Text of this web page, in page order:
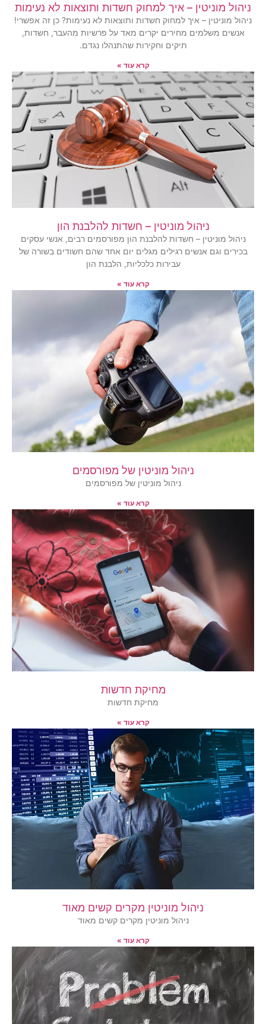
ניהול מוניטין – איך למחוק חשדות ותוצאות לא נעימות
ניהול מוניטין – איך למחוק חשדות ותוצאות לא נעימות? כן זה אפשרי!
אנשים משלמים מחירים יקרים מאד על פרשיות מהעבר, חשדות,
תיקים וחקירות שהתנהלו נגדם.
קרא עוד »
ניהול מוניטין – חשדות להלבנת הון
ניהול מוניטין – חשדות להלבנת הון מפורסמים רבים, אנשי עסקים
בכירים וגם אנשים רגילים מגלים יום אחד שהם חשודים בשורה של
עבירות כלכליות, הלבנת הון
קרא עוד »
ניהול מוניטין של מפורסמים
ניהול מוניטין של מפורסמים
קרא עוד »
מחיקת חדשות
מחיקת חדשות
קרא עוד »
ניהול מוניטין מקרים קשים מאוד
ניהול מוניטין מקרים קשים מאוד
קרא עוד »